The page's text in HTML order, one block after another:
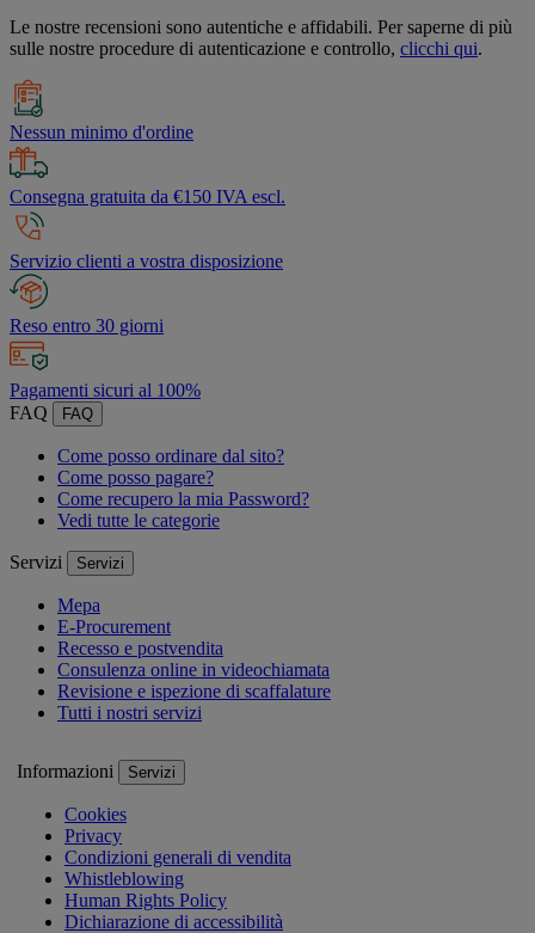
Le nostre recensioni sono autentiche e affidabili. Per saperne di più
sulle nostre procedure di autenticazione e controllo, clicchi qui.
Nessun minimo d'ordine
Consegna gratuita da €150 IVA escl.
Servizio clienti a vostra disposizione
Reso entro 30 giorni
Pagamenti sicuri al 100%
FAQ
FAQ
Come posso ordinare dal sito?
Come posso pagare?
Come recupero la mia Password?
Vedi tutte le categorie
Servizi Servizi
Mepa
E-Procurement
Recesso e postvendita
Consulenza online in videochiamata
Revisione e ispezione di scaffalature
Tutti i nostri servizi
Informazioni Servizi
Cookies
Privacy
Condizioni generali di vendita
Whistleblowing
Human Rights Policy
Dichiarazione di accessibilità